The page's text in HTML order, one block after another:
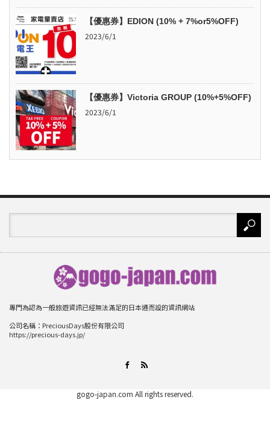
【優惠券】EDION (10% + 7%or5%OFF)
2023/6/1
【優惠券】Victoria GROUP (10%+5%OFF)
2023/6/1
專門為認為一般旅遊資訊已經無法滿足的日本通而設的資訊網站
公司名稱：PreciousDays股份有限公司
https://precious-days.jp/
Facebook
gogo-japan.com All rights reserved.